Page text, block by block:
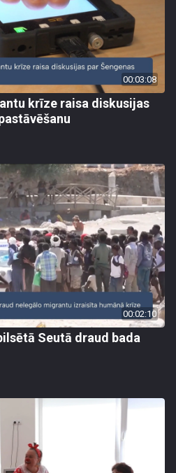
00:03:08
krīze raisa diskusijas
00:02:10
Seutā draud bada